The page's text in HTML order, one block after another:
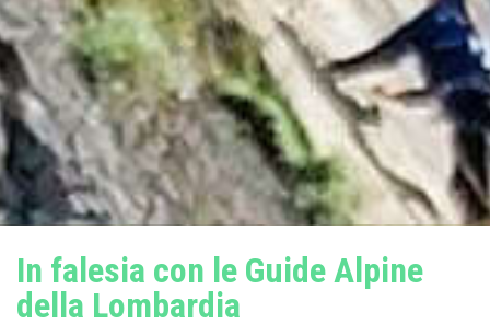
In falesia con le Guide Alpine
della Lombardia